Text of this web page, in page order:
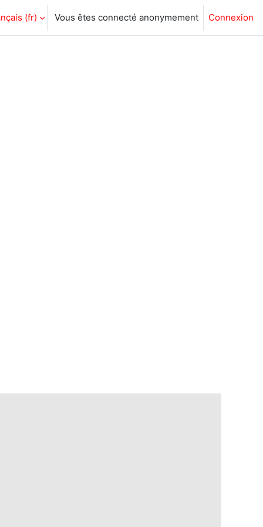
‎(fr)‎ Vous êtes connecté anonymement Connexion